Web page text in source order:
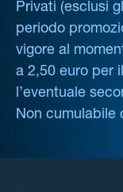
Privati (esclusi
periodo
vigore al
a 2,50 euro per
l’eventuale
Non cumulabile